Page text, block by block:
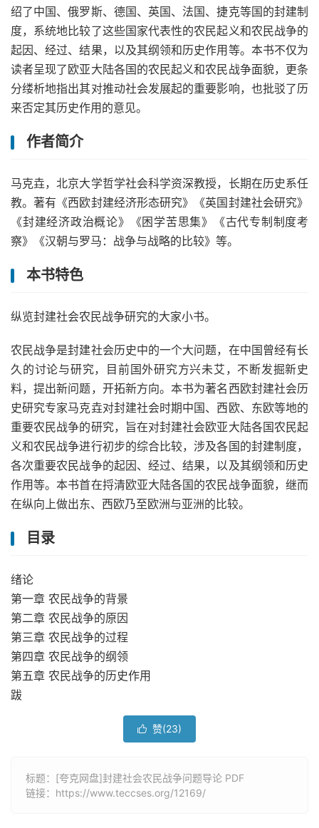
绍了中国、俄罗斯、德国、英国、法国、捷克等国的封建制
度，系统地比较了这些国家代表性的农民起义和农民战争的
起因、经过、结果，以及其纲领和历史作用等。本书不仅为
读者呈现了欧亚大陆各国的农民起义和农民战争面貌，更条
分缕析地指出其对推动社会发展起的重要影响，也批驳了历
来否定其历史作用的意见。
作者简介
马克垚，北京大学哲学社会科学资深教授，长期在历史系任
教。著有《西欧封建经济形态研究》《英国封建社会研究》
《封建经济政治概论》《困学苦思集》《古代专制制度考
察》《汉朝与罗马：战争与战略的比较》等。
本书特色
纵览封建社会农民战争研究的大家小书。
农民战争是封建社会历史中的一个大问题，在中国曾经有长
久的讨论与研究，目前国外研究方兴未艾，不断发掘新史
料，提出新问题，开拓新方向。本书为著名西欧封建社会历
史研究专家马克垚对封建社会时期中国、西欧、东欧等地的
重要农民战争的研究，旨在对封建社会欧亚大陆各国农民起
义和农民战争进行初步的综合比较，涉及各国的封建制度，
各次重要农民战争的起因、经过、结果，以及其纲领和历史
作用等。本书首在捋清欧亚大陆各国的农民战争面貌，继而
在纵向上做出东、西欧乃至欧洲与亚洲的比较。
目录
绪论
第一章 农民战争的背景
第二章 农民战争的原因
第三章 农民战争的过程
第四章 农民战争的纲领
第五章 农民战争的历史作用
跋
 赞(23)
标题：[夸克网盘]封建社会农民战争问题导论 PDF
链接： https://www.teccses.org/12169/